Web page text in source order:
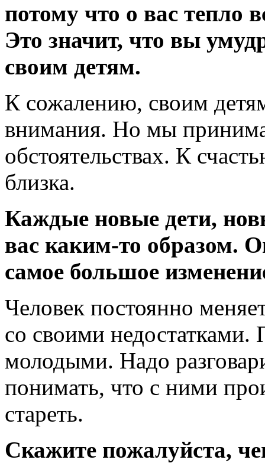
потому что о вас тепло
Это значит, что вы
своим детям.
К сожалению, своим
внимания. Но мы
обстоятельствах. К
близка.
Каждые новые дети,
вас каким-то образом.
самое большое
Человек постоянно
со своими недостатками.
молодыми. Надо
понимать, что с ними
стареть.
Скажите пожалуйста,